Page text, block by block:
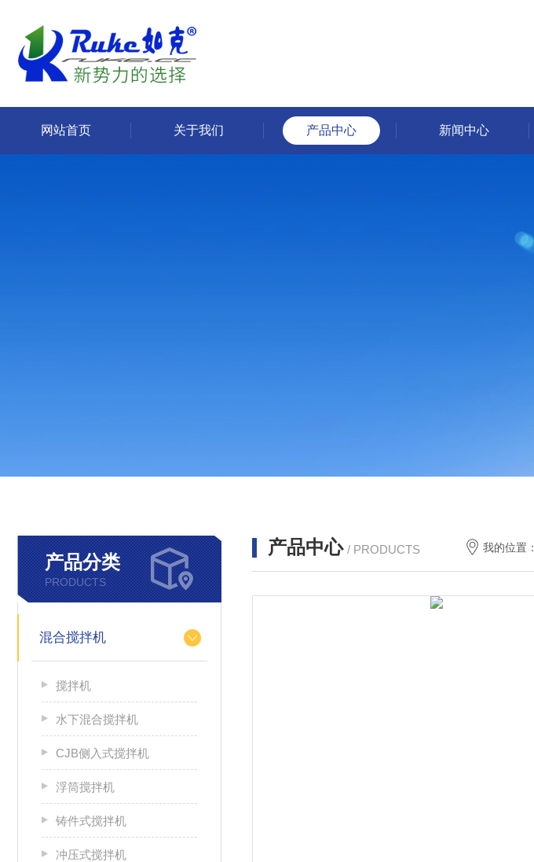
网站首页 关于我们 产品中心 新闻中心
产品分类
PRODUCTS
混合搅拌机
搅拌机
水下混合搅拌机
CJB侧入式搅拌机
浮筒搅拌机
铸件式搅拌机
冲压式搅拌机
产品中心 / PRODUCTS 我的位置：